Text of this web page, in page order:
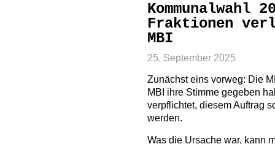
Kommunalwahl
Fraktionen
MBI
25. September 2025
Zunächst eins vorweg: Die
MBI ihre Stimme gegeben
verpflichtet, diesem Auftrag
werden.
Was die Ursache war, kann